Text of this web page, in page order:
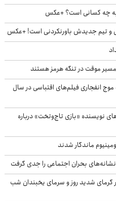
به چه کسانی است؟ +عکس
و تیم جدیدش باورنکردنی است! +عکس
موقت در تنگه هرمز هستند
موج انفجاری فیلم‌های اقتباسی در سال
نویسنده «بازی تاج‌وتخت» درباره
ماندگار شدند
گرمای شدید روز و سرمای یخبندان شب